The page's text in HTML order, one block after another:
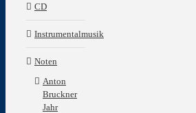
CD
Instrumentalmusik
Noten
Anton
Bruckner
Jahr